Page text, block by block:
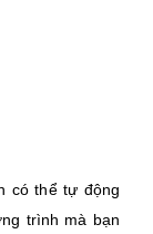
có thể tự động
trình mà bạn